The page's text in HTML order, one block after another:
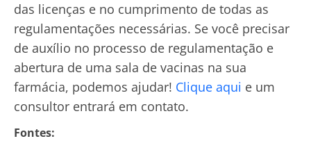
das licenças e no cumprimento de todas as
regulamentações necessárias. Se você precisar
de auxílio no processo de regulamentação e
abertura de uma sala de vacinas na sua
farmácia, podemos ajudar! Clique aqui e um
consultor entrará em contato.
Fontes: